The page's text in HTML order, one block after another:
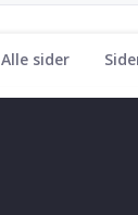
Alle sider